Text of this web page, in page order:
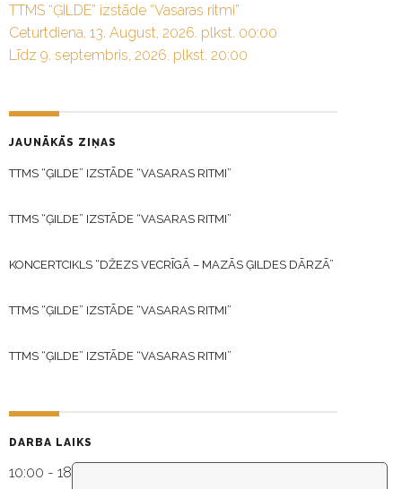
TTMS “ĢILDE” izstāde “Vasaras ritmi”
Ceturtdiena, 13. August, 2026. plkst. 00:00
Līdz 9. septembris, 2026. plkst. 20:00
JAUNĀKĀS ZIŅAS
TTMS “ĢILDE” IZSTĀDE “VASARAS RITMI”
TTMS “ĢILDE” IZSTĀDE “VASARAS RITMI”
KONCERTCIKLS “DŽEZS VECRĪGĀ – MAZĀS ĢILDES DĀRZĀ”
TTMS “ĢILDE” IZSTĀDE “VASARAS RITMI”
TTMS “ĢILDE” IZSTĀDE “VASARAS RITMI”
DARBA LAIKS
10:00 - 18:30